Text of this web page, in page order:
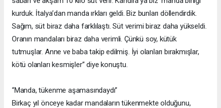
kurduk. İtalya’dan manda ırkları geldi. Biz bunları döllendirdik.
Sağım, süt biraz daha farklılaştı. Süt verimi biraz daha yükseldi.
Oranın mandaları biraz daha verimli. Çünkü soy, kütük
tutmuşlar. Anne ve baba takip edilmiş. İyi olanları bırakmışlar,
kötü olanları kesmişler” diye konuştu.
“Manda, tükenme aşamasındaydı”
Birkaç yıl önceye kadar mandaların tükenmekte olduğunu,